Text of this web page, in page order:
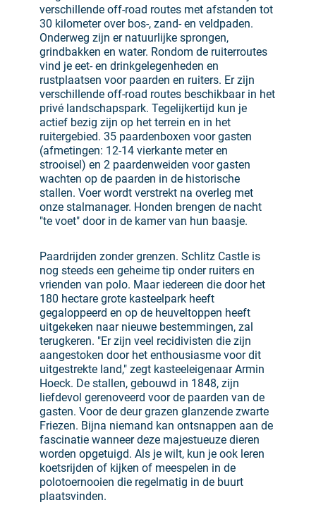
verschillende off-road routes met afstanden tot
30 kilometer over bos-, zand- en veldpaden.
Onderweg zijn er natuurlijke sprongen,
grindbakken en water. Rondom de ruiterroutes
vind je eet- en drinkgelegenheden en
rustplaatsen voor paarden en ruiters. Er zijn
verschillende off-road routes beschikbaar in het
privé landschapspark. Tegelijkertijd kun je
actief bezig zijn op het terrein en in het
ruitergebied. 35 paardenboxen voor gasten
(afmetingen: 12-14 vierkante meter en
strooisel) en 2 paardenweiden voor gasten
wachten op de paarden in de historische
stallen. Voer wordt verstrekt na overleg met
onze stalmanager. Honden brengen de nacht
"te voet" door in de kamer van hun baasje.
Paardrijden zonder grenzen. Schlitz Castle is
nog steeds een geheime tip onder ruiters en
vrienden van polo. Maar iedereen die door het
180 hectare grote kasteelpark heeft
gegaloppeerd en op de heuveltoppen heeft
uitgekeken naar nieuwe bestemmingen, zal
terugkeren. "Er zijn veel recidivisten die zijn
aangestoken door het enthousiasme voor dit
uitgestrekte land," zegt kasteeleigenaar Armin
Hoeck. De stallen, gebouwd in 1848, zijn
liefdevol gerenoveerd voor de paarden van de
gasten. Voor de deur grazen glanzende zwarte
Friezen. Bijna niemand kan ontsnappen aan de
fascinatie wanneer deze majestueuze dieren
worden opgetuigd. Als je wilt, kun je ook leren
koetsrijden of kijken of meespelen in de
polotoernooien die regelmatig in de buurt
plaatsvinden.